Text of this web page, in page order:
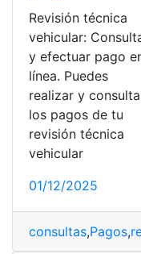
Revisión técnica
vehicular:
y efectuar pago
línea. Puedes
realizar y
los pagos de tu
revisión técnica
vehicular
01/12/2025
consultas,Pagos,